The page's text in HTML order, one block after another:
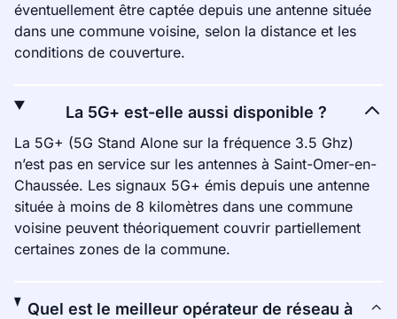
éventuellement être captée depuis une antenne située
dans une commune voisine, selon la distance et les
conditions de couverture.
La 5G+ est-elle aussi disponible ?
La 5G+ (5G Stand Alone sur la fréquence 3.5 Ghz)
n’est pas en service sur les antennes à Saint-Omer-en-
Chaussée. Les signaux 5G+ émis depuis une antenne
située à moins de 8 kilomètres dans une commune
voisine peuvent théoriquement couvrir partiellement
certaines zones de la commune.
Quel est le meilleur opérateur de réseau à